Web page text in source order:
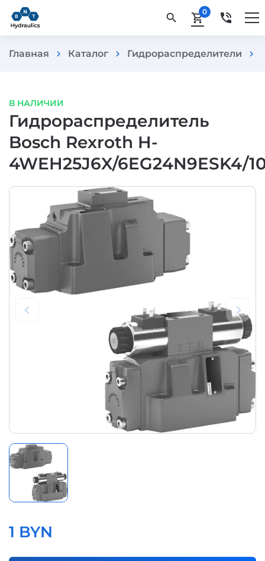
search shopping_cart0 phone_in_talk
Главная chevron_right Каталог chevron_right Гидрораспределители chevron_right
В НАЛИЧИИ
Гидрораспределитель
Bosch Rexroth H-
4WEH25J6X/6EG24N9ESK4/
1 BYN